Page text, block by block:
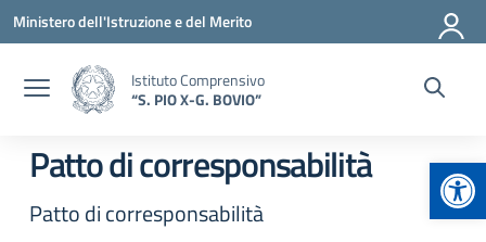
Vai ai contenuti
Vai al menu di navigazione
Vai al footer
Ministero dell'Istruzione e del Merito
Istituto Comprensivo
“S. PIO X-G. BOVIO”
Patto di corresponsabilità
Patto di corresponsabilità